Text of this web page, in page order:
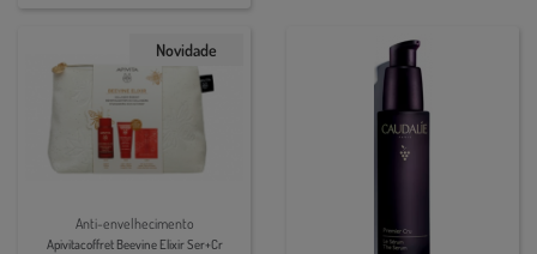
Novidade
Anti-envelhecimento
Apivitacoffret Beevine Elixir Ser+Cr